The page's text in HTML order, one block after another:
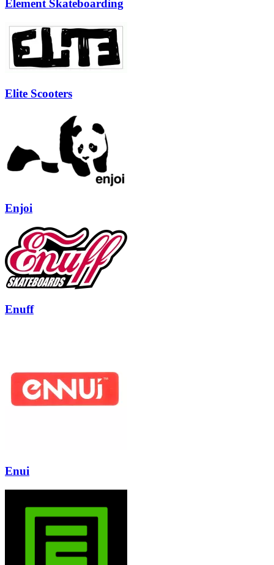
Element Skateboarding
Elite Scooters
Enjoi
Enuff
Enui